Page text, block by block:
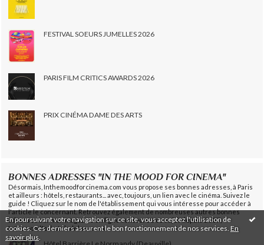
En poursuivant votre navigation sur ce site, vous acceptez l'utilisation de
cookies. Ces derniers assurent le bon fonctionnement de nos services. En
savoir plus
FESTIVAL SOEURS JUMELLES 2026
PARIS FILM CRITICS AWARDS 2026
PRIX CINÉMA DAME DES ARTS
BONNES ADRESSES "IN THE MOOD FOR CINEMA"
Désormais, Inthemoodforcinema.com vous propose ses bonnes adresses, à Paris
et ailleurs : hôtels, restaurants... avec, toujours, un lien avec le cinéma. Suivez le
guide ! Cliquez sur le nom de l'établissement qui vous intéresse pour accéder à
l'article le concernant. Retrouvez également de nombreuses autres bonnes
adresses sur mon magazine en ligne consacré à ce sujet depuis 2007,
Inthemoodforhotelsdeluxe.com.